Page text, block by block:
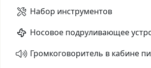
Набор инструментов
Носовое подруливающее
Громкоговоритель в кабине